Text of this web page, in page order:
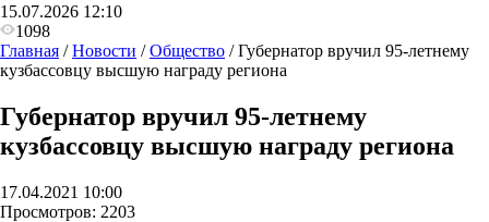
15.07.2026 12:10
1098
Главная /Новости /Общество /Губернатор вручил 95-летнему
кузбассовцу высшую награду региона
Губернатор вручил 95-летнему
кузбассовцу высшую награду региона
17.04.2021 10:00
Просмотров: 2203